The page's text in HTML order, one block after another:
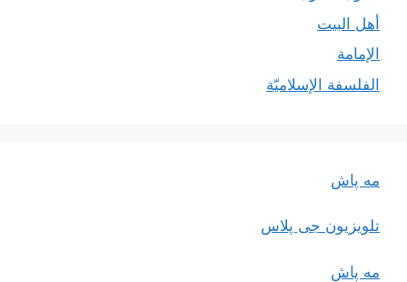
أهل البيت
الإمامة
الفلسفة الإسلاميّة
مه پاش
تلویزیون جی پلاس
مه پاش